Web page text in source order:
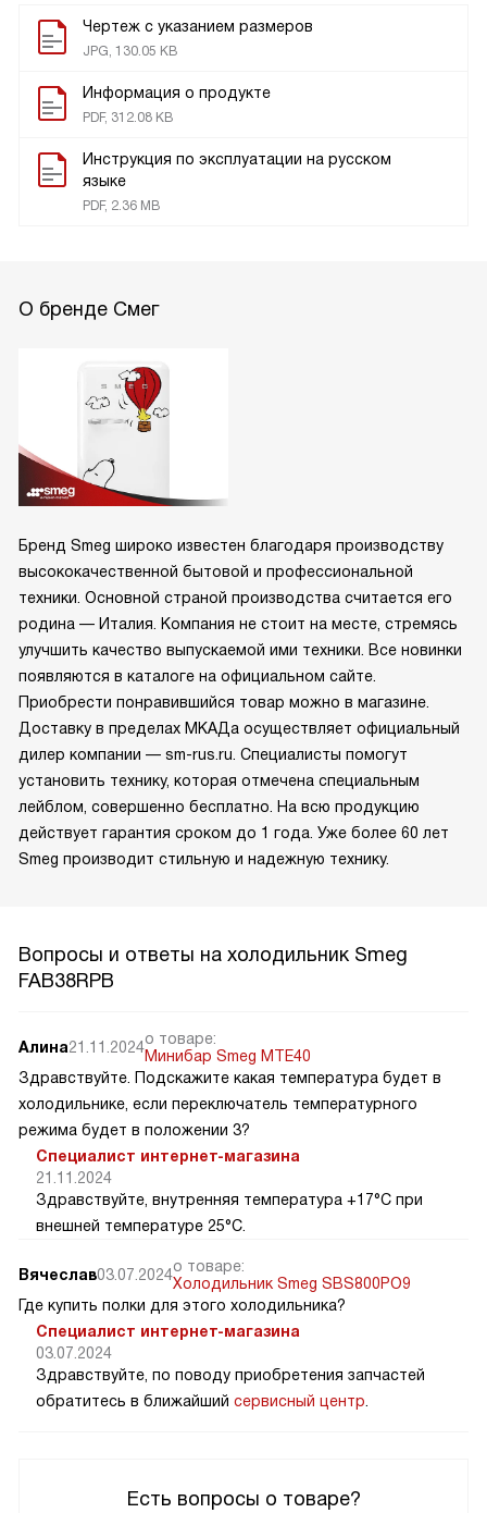
Чертеж с указанием размеров
JPG, 130.05 KB
Информация о продукте
PDF, 312.08 KB
Инструкция по эксплуатации на русском
языке
PDF, 2.36 MB
О бренде Смег
Бренд Smeg широко известен благодаря производству
высококачественной бытовой и профессиональной
техники. Основной страной производства считается его
родина — Италия. Компания не стоит на месте, стремясь
улучшить качество выпускаемой ими техники. Все новинки
появляются в каталоге на официальном сайте.
Приобрести понравившийся товар можно в магазине.
Доставку в пределах МКАДа осуществляет официальный
дилер компании — sm-rus.ru. Специалисты помогут
установить технику, которая отмечена специальным
лейблом, совершенно бесплатно. На всю продукцию
действует гарантия сроком до 1 года. Уже более 60 лет
Smeg производит стильную и надежную технику.
Вопросы и ответы на холодильник Smeg
FAB38RPB
Есть вопросы о товаре?
Алина21.11.2024о товаре:
Минибар Smeg MTE40
Здравствуйте. Подскажите какая температура будет в
холодильнике, если переключатель температурного
режима будет в положении 3?
Специалист интернет-магазина
21.11.2024
Здравствуйте, внутренняя температура +17°C при
внешней температуре 25°C.
Вячеслав03.07.2024о товаре:
Холодильник Smeg SBS800PO9
Где купить полки для этого холодильника?
Специалист интернет-магазина
03.07.2024
Здравствуйте, по поводу приобретения запчастей
обратитесь в ближайший сервисный центр